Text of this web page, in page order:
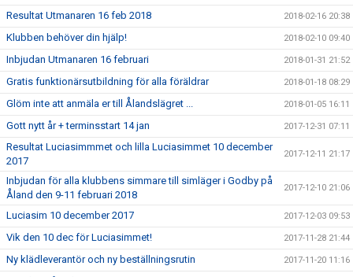
Resultat Utmanaren 16 feb 2018 2018-02-16 20:38
Klubben behöver din hjälp! 2018-02-10 09:40
Inbjudan Utmanaren 16 februari 2018-01-31 21:52
Gratis funktionärsutbildning för alla föräldrar 2018-01-18 08:29
Glöm inte att anmäla er till Ålandslägret ... 2018-01-05 16:11
Gott nytt år + terminsstart 14 jan 2017-12-31 07:11
Resultat Luciasimmmet och lilla Luciasimmet 10 december
2017
2017-12-11 21:17
Inbjudan för alla klubbens simmare till simläger i Godby på
Åland den 9-11 februari 2018
2017-12-10 21:06
Luciasim 10 december 2017 2017-12-03 09:53
Vik den 10 dec för Luciasimmet! 2017-11-28 21:44
Ny klädleverantör och ny beställningsrutin 2017-11-20 11:16